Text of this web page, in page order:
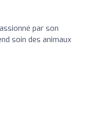
par son
soin des animaux